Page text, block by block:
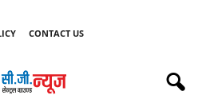
CONTACT US